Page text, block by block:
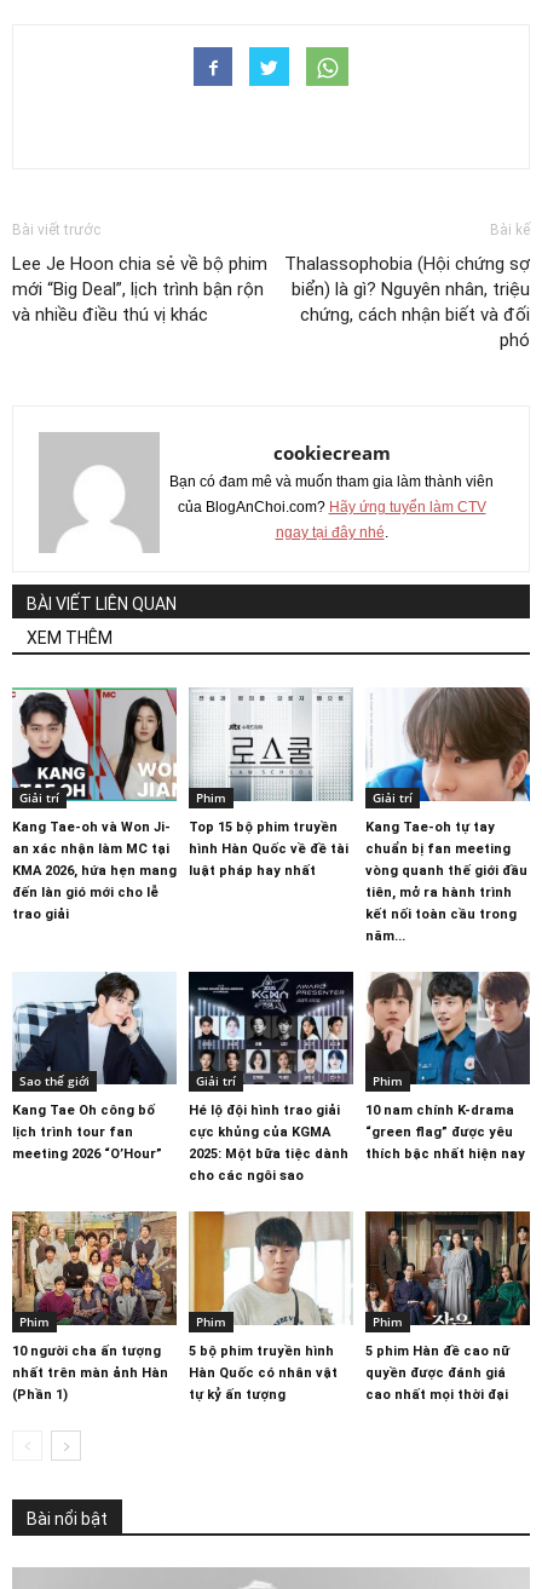
Bài viết trước
Lee Je Hoon chia sẻ về bộ phim
mới “Big Deal”, lịch trình bận rộn
và nhiều điều thú vị khác
Bài kế
Thalassophobia (Hội chứng sợ
biển) là gì? Nguyên nhân, triệu
chứng, cách nhận biết và đối
phó
cookiecream
Bạn có đam mê và muốn tham gia làm thành viên
của BlogAnChoi.com? Hãy ứng tuyển làm CTV
ngay tại đây nhé.
BÀI VIẾT LIÊN QUAN
XEM THÊM
Giải trí
Kang Tae-oh và Won Ji-
an xác nhận làm MC tại
KMA 2026, hứa hẹn mang
đến làn gió mới cho lễ
trao giải
Phim
Top 15 bộ phim truyền
hình Hàn Quốc về đề tài
luật pháp hay nhất
Giải trí
Kang Tae-oh tự tay
chuẩn bị fan meeting
vòng quanh thế giới đầu
tiên, mở ra hành trình
kết nối toàn cầu trong
năm...
Sao thế giới
Kang Tae Oh công bố
lịch trình tour fan
meeting 2026 “O’Hour”
Giải trí
Hé lộ đội hình trao giải
cực khủng của KGMA
2025: Một bữa tiệc dành
cho các ngôi sao
Phim
10 nam chính K-drama
“green flag” được yêu
thích bậc nhất hiện nay
Phim
10 người cha ấn tượng
nhất trên màn ảnh Hàn
(Phần 1)
Phim
5 bộ phim truyền hình
Hàn Quốc có nhân vật
tự kỷ ấn tượng
Phim
5 phim Hàn đề cao nữ
quyền được đánh giá
cao nhất mọi thời đại
Bài nổi bật